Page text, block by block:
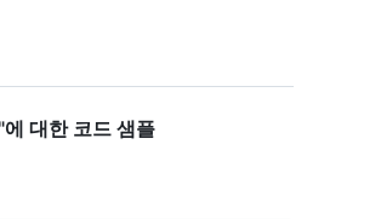
대한 코드 샘플